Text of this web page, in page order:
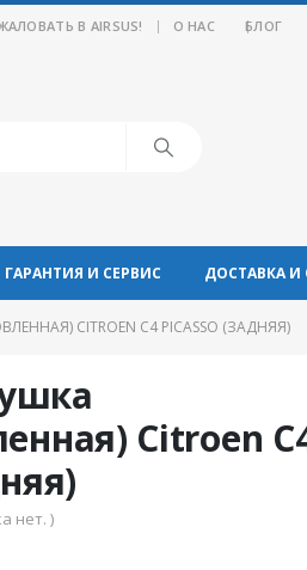
В AIRSUS! | О НАС БЛОГ
ГАРАНТИЯ И СЕРВИС ДОСТАВКА И
CITROЕN C4 PICASSO (ЗАДНЯЯ)
Citroеn
нет. )